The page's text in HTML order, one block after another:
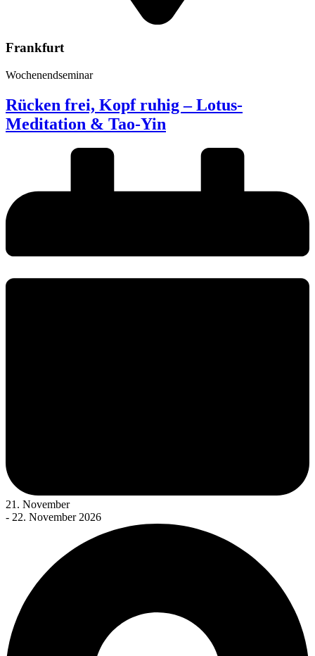
Frankfurt
Wochenendseminar
Rücken frei, Kopf ruhig – Lotus-
Meditation & Tao-Yin
21. November
- 22. November 2026